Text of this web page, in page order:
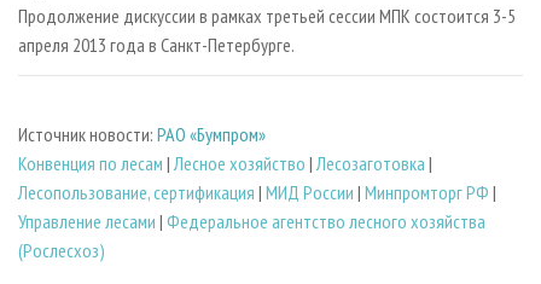
Продолжение дискуссии в рамках третьей сессии МПК состоится 3-5
апреля 2013 года в Санкт-Петербурге.
Источник новости: РАО «Бумпром»
Конвенция по лесам |Лесное хозяйство |Лесозаготовка |
Лесопользование, сертификация | МИД России | Минпромторг РФ |
Управление лесами | Федеральное агентство лесного хозяйства
(Рослесхоз)